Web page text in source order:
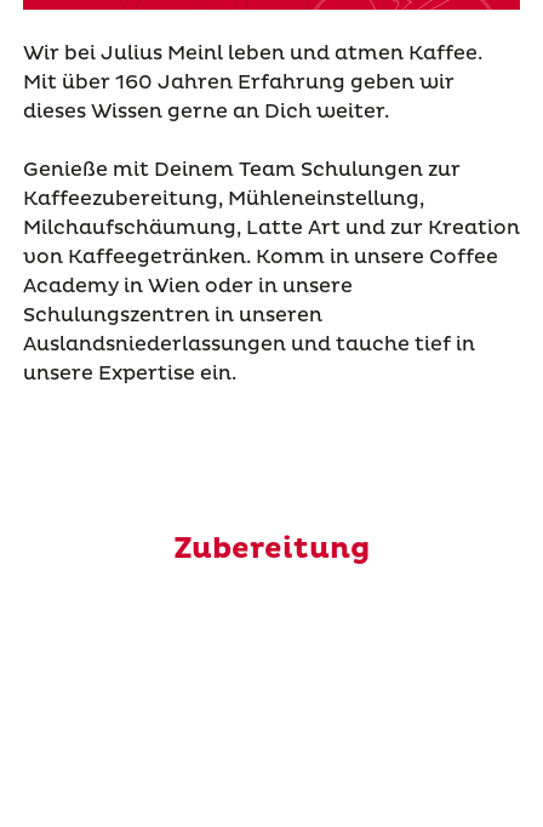
Wir bei Julius Meinl leben und atmen Kaffee.
Mit über 160 Jahren Erfahrung geben wir
dieses Wissen gerne an Dich weiter.
Genieße mit Deinem Team Schulungen zur
Kaffeezubereitung, Mühleneinstellung,
Milchaufschäumung, Latte Art und zur Kreation
von Kaffeegetränken. Komm in unsere Coffee
Academy in Wien oder in unsere
Schulungszentren in unseren
Auslandsniederlassungen und tauche tief in
unsere Expertise ein.
Zubereitung